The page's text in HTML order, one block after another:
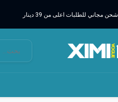
شحن مجاني للطلبات اعلى من 39 دينار